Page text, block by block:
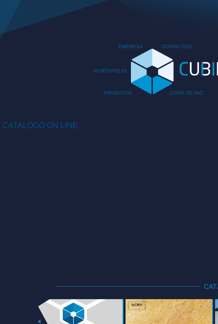
CONTACTOS
EMPRESA
PORTOFOLIO
PRODUTOS COMO SE FAZ
CATALOGO ON LINE
CATALOGO
ON LINE
+